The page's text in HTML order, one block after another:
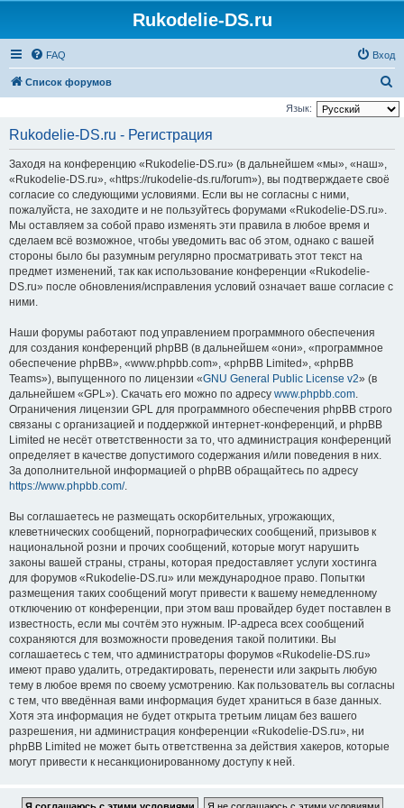
Rukodelie-DS.ru
FAQ Вход
Список форумов
о
Язык:
Rukodelie-DS.ru - Регистрация
Заходя на конференцию «Rukodelie-DS.ru» (в дальнейшем «мы», «наш»,
«Rukodelie-DS.ru», «https://rukodelie-ds.ru/forum»), вы подтверждаете своё
согласие со следующими условиями. Если вы не согласны с ними,
пожалуйста, не заходите и не пользуйтесь форумами «Rukodelie-DS.ru».
Мы оставляем за собой право изменять эти правила в любое время и
сделаем всё возможное, чтобы уведомить вас об этом, однако с вашей
стороны было бы разумным регулярно просматривать этот текст на
предмет изменений, так как использование конференции «Rukodelie-
DS.ru» после обновления/исправления условий означает ваше согласие с
ними.
Наши форумы работают под управлением программного обеспечения
для создания конференций phpBB (в дальнейшем «они», «программное
обеспечение phpBB», «www.phpbb.com», «phpBB Limited», «phpBB
Teams»), выпущенного по лицензии «GNU General Public License v2» (в
дальнейшем «GPL»). Скачать его можно по адресу www.phpbb.com.
Ограничения лицензии GPL для программного обеспечения phpBB строго
связаны с организацией и поддержкой интернет-конференций, и phpBB
Limited не несёт ответственности за то, что администрация конференций
определяет в качестве допустимого содержания и/или поведения в них.
За дополнительной информацией о phpBB обращайтесь по адресу
https://www.phpbb.com/.
Вы соглашаетесь не размещать оскорбительных, угрожающих,
клеветнических сообщений, порнографических сообщений, призывов к
национальной розни и прочих сообщений, которые могут нарушить
законы вашей страны, страны, которая предоставляет услуги хостинга
для форумов «Rukodelie-DS.ru» или международное право. Попытки
размещения таких сообщений могут привести к вашему немедленному
отключению от конференции, при этом ваш провайдер будет поставлен в
известность, если мы сочтём это нужным. IP-адреса всех сообщений
сохраняются для возможности проведения такой политики. Вы
соглашаетесь с тем, что администраторы форумов «Rukodelie-DS.ru»
имеют право удалить, отредактировать, перенести или закрыть любую
тему в любое время по своему усмотрению. Как пользователь вы согласны
с тем, что введённая вами информация будет храниться в базе данных.
Хотя эта информация не будет открыта третьим лицам без вашего
разрешения, ни администрация конференции «Rukodelie-DS.ru», ни
phpBB Limited не может быть ответственна за действия хакеров, которые
могут привести к несанкционированному доступу к ней.